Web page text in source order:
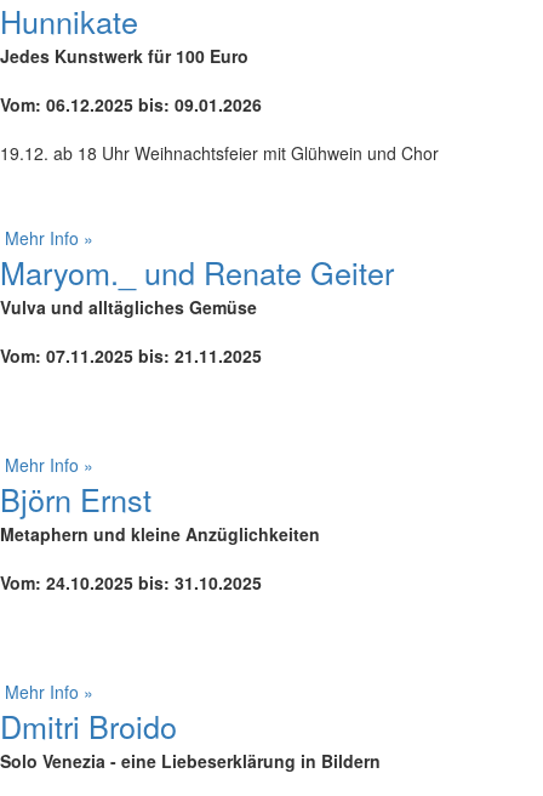
Hunnikate
Jedes Kunstwerk für 100 Euro
Vom: 06.12.2025 bis: 09.01.2026
19.12. ab 18 Uhr Weihnachtsfeier mit Glühwein und Chor
Mehr Info »
Maryom._ und Renate Geiter
Vulva und alltägliches Gemüse
Vom: 07.11.2025 bis: 21.11.2025
Mehr Info »
Björn Ernst
Metaphern und kleine Anzüglichkeiten
Vom: 24.10.2025 bis: 31.10.2025
Mehr Info »
Dmitri Broido
Solo Venezia - eine Liebeserklärung in Bildern